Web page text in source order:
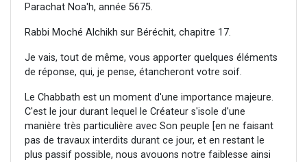
Parachat Noa'h, année 5675.
Rabbi Moché Alchikh sur Béréchit, chapitre 17.
Je vais, tout de même, vous apporter quelques éléments
de réponse, qui, je pense, étancheront votre soif.
Le Chabbath est un moment d'une importance majeure.
C'est le jour durant lequel le Créateur s'isole d'une
manière très particulière avec Son peuple [en ne faisant
pas de travaux interdits durant ce jour, et en restant le
plus passif possible, nous avouons notre faiblesse ainsi